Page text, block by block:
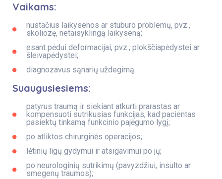
Vaikams:
nustačius laikysenos ar stuburo problemų, pvz.,
skoliozę, netaisyklingą laikyseną;
esant pėdui deformacijai, pvz., plokščiapėdystei ar
šleivapėdystei;
diagnozavus sąnarių uždegimą.
Suaugusiesiems:
patyrus traumą ir siekiant atkurti prarastas ar
kompensuoti sutrikusias funkcijas, kad pacientas
pasiektų tinkamą funkcinio pajėgumo lygį;
po atliktos chirurginės operacijos;
lėtinių ligų gydymui ir atsigavimui po jų;
po neurologinių sutrikimų (pavyzdžiui, insulto ar
smegenų traumos);